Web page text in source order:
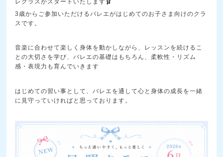
3歳からご参加いただけるバレエがはじめてのお子さま向けのクラ
スです。
音楽に合わせて楽しく身体を動かしながら、レッスンを続けるこ
との大切さを学び、バレエの基礎はもちろん、柔軟性・リズム
感・表現力も育んでいきます
はじめての習い事として、バレエを通して心と身体の成長を一緒
に見守っていければと思っております。